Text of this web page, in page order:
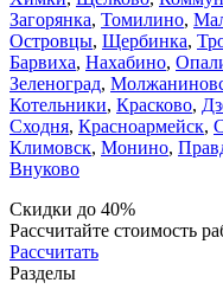
Загорянка, Томилино,
Островцы, Щербинка,
Барвиха, Нахабино,
Зеленоград,
Котельники, Красково,
Сходня, Красноармейск,
Климовск, Монино,
Внуково
Скидки до 40%
Рассчитайте стоимость
Рассчитать
Разделы